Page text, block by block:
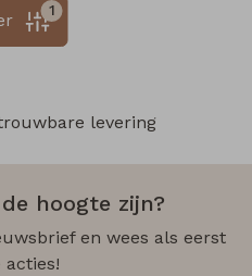
1
levering
hoogte zijn?
en wees als eerst
acties!